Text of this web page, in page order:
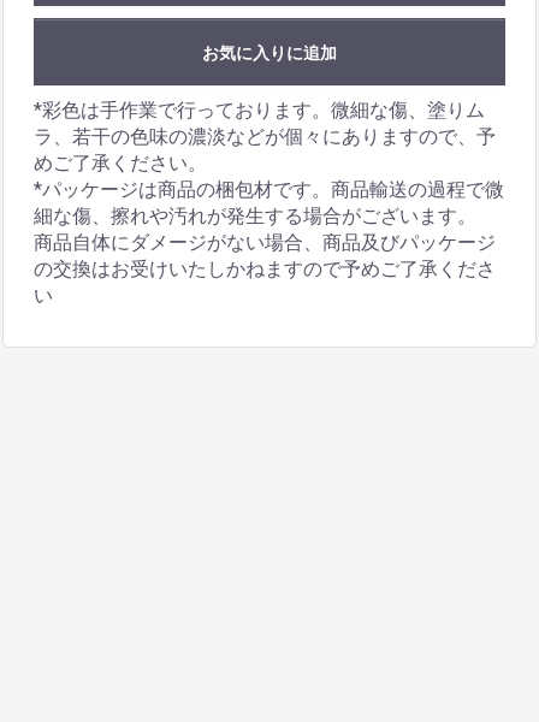
お気に入りに追加
*彩色は手作業で行っております。微細な傷、塗りム
ラ、若干の色味の濃淡などが個々にありますので、予
めご了承ください。
*パッケージは商品の梱包材です。商品輸送の過程で微
細な傷、擦れや汚れが発生する場合がございます。
商品自体にダメージがない場合、商品及びパッケージ
の交換はお受けいたしかねますので予めご了承くださ
い